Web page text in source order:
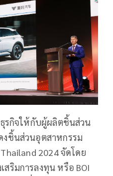
ธุรกิจให้กับผู้ผลิตชิ้นส่วน
งชิ้นส่วนอุตสาหกรรม
2024 จัดโดย
สริมการลงทุน หรือ BOI